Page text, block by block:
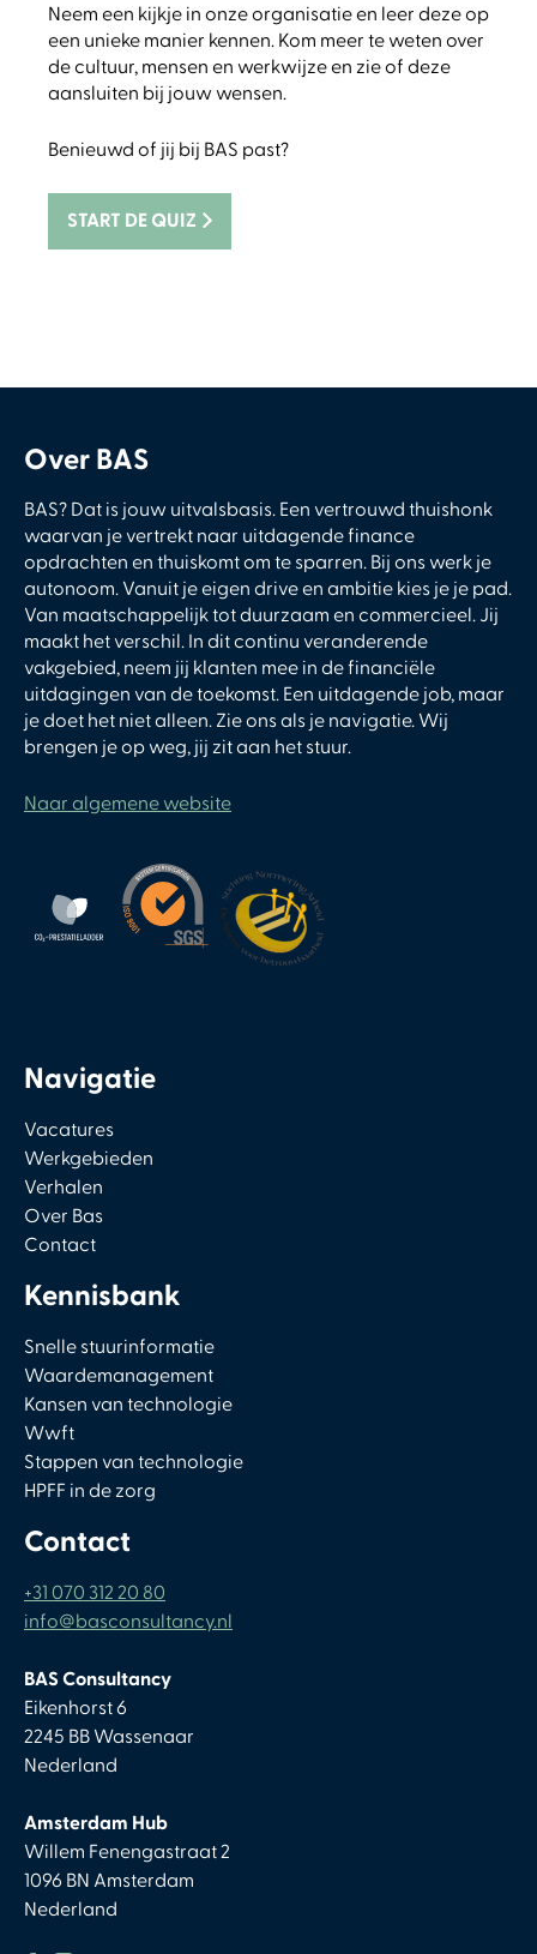
Neem een kijkje in onze organisatie en leer deze op
een unieke manier kennen. Kom meer te weten over
de cultuur, mensen en werkwijze en zie of deze
aansluiten bij jouw wensen.
Benieuwd of jij bij BAS past?
START DE QUIZ
Over BAS
BAS? Dat is jouw uitvalsbasis. Een vertrouwd thuishonk
waarvan je vertrekt naar uitdagende finance
opdrachten en thuiskomt om te sparren. Bij ons werk je
autonoom. Vanuit je eigen drive en ambitie kies je je pad.
Van maatschappelijk tot duurzaam en commercieel. Jij
maakt het verschil. In dit continu veranderende
vakgebied, neem jij klanten mee in de financiële
uitdagingen van de toekomst. Een uitdagende job, maar
je doet het niet alleen. Zie ons als je navigatie. Wij
brengen je op weg, jij zit aan het stuur.
Naar algemene website
Navigatie
Vacatures
Werkgebieden
Verhalen
Over Bas
Contact
Kennisbank
Snelle stuurinformatie
Waardemanagement
Kansen van technologie
Wwft
Stappen van technologie
HPFF in de zorg
Contact
+31 070 312 20 80
info@basconsultancy.nl
BAS Consultancy
Eikenhorst 6
2245 BB Wassenaar
Nederland
Amsterdam Hub
Willem Fenengastraat 2
1096 BN Amsterdam
Nederland